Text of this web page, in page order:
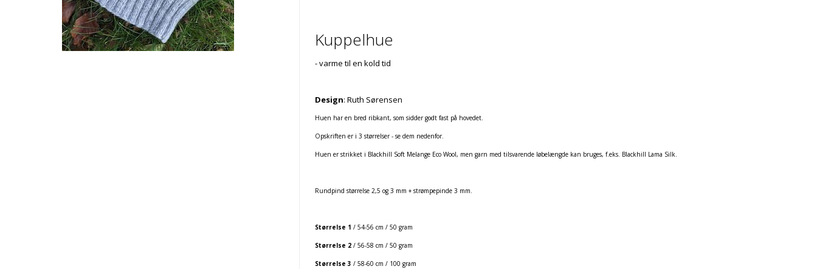
Kuppelhue
- varme til en kold tid
Design: Ruth Sørensen
Huen har en bred ribkant, som sidder godt fast på hovedet.
Opskriften er i 3 størrelser - se dem nedenfor.
Huen er strikket i Blackhill Soft Melange Eco Wool, men garn med tilsvarende løbelængde kan bruges, f.eks. Blackhill Lama Silk.
Rundpind størrelse 2,5 og 3 mm + strømpepinde 3 mm.
Størrelse 1 / 54-56 cm / 50 gram
Størrelse 2 / 56-58 cm / 50 gram
Størrelse 3 / 58-60 cm / 100 gram